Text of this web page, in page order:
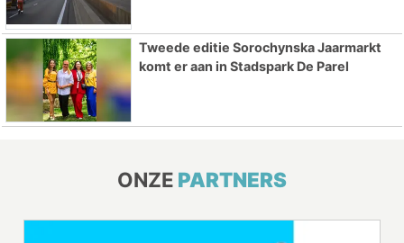
Tweede editie Sorochynska Jaarmarkt
komt er aan in Stadspark De Parel
ONZE PARTNERS